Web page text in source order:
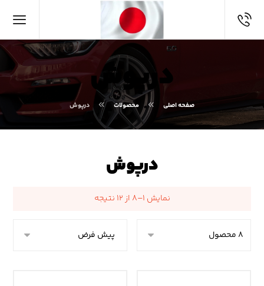
درپوش
صفحه اصلی محصولات درپوش
درپوش
نمایش ۱–۸ از ۱۲ نتیجه